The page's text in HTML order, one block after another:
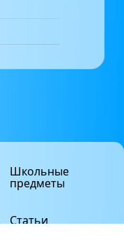
Школьные
предметы
Статьи